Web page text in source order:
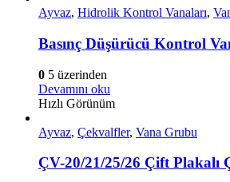
Ayvaz, Hidrolik Kontrol Vanaları,
Basınç Düşürücü Kontrol
0 5 üzerinden
Devamını oku
Hızlı Görünüm
Ayvaz, Çekvalfler, Vana Grubu
ÇV-20/21/25/26 Çift Plakalı